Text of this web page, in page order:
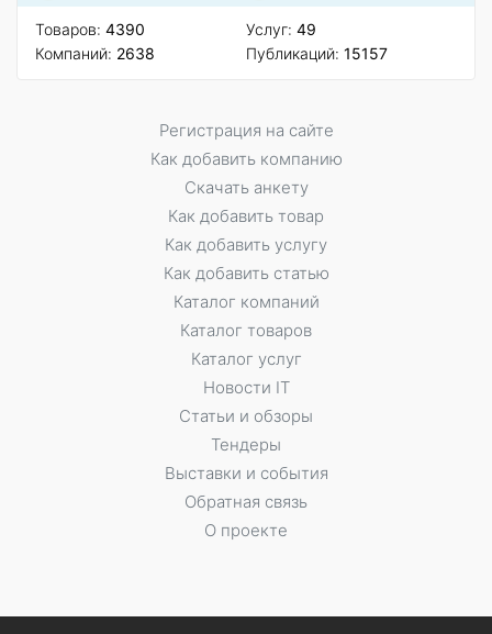
Товаров: 4390
Компаний: 2638
Услуг: 49
Публикаций: 15157
Регистрация на сайте
Как добавить компанию
Скачать анкету
Как добавить товар
Как добавить услугу
Как добавить статью
Каталог компаний
Каталог товаров
Каталог услуг
Новости IT
Статьи и обзоры
Тендеры
Выставки и события
Обратная связь
О проекте